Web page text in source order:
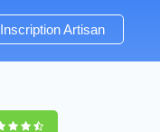
Inscription Artisan